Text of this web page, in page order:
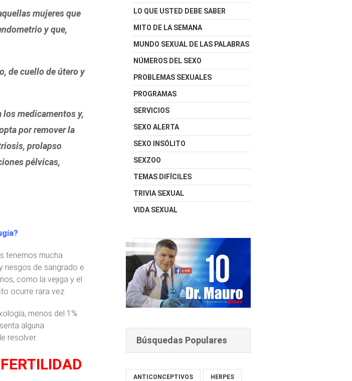
mujeres que
y que,
de cuello de útero y
medicamentos y,
por remover la
prolapso
pélvicas,
tenemos mucha
riesgos de sangrado e
como la vejiga y el
ocurre rara vez.
menos del 1%
alguna
resolver.
LO QUE USTED DEBE SABER
MITO DE LA SEMANA
MUNDO SEXUAL DE LAS PALABRAS
NÚMEROS DEL SEXO
PROBLEMAS SEXUALES
PROGRAMAS
SERVICIOS
SEXO ALERTA
SEXO INSÓLITO
SEXZOO
TEMAS DIFÍCILES
TRIVIA SEXUAL
VIDA SEXUAL
Búsquedas Populares
ANTICONCEPTIVOS HERPES